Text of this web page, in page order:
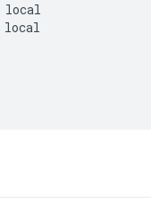
local
local